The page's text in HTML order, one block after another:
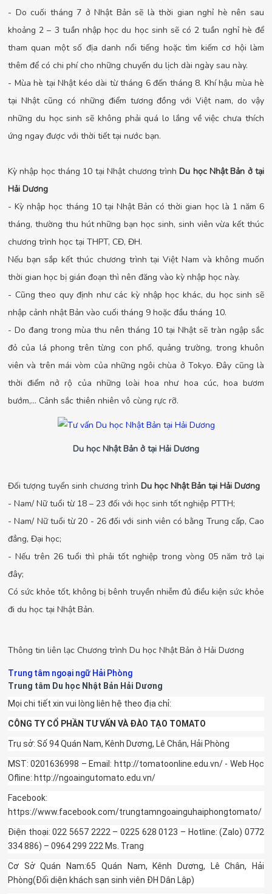
- Do cuối tháng 7 ở Nhật Bản sẽ là thời gian nghỉ hè nên sau
khoảng 2 – 3 tuần nhập học du học sinh sẽ có 2 tuần nghỉ hè để
tham quan một số địa danh nổi tiếng hoặc tìm kiếm cơ hội làm
thêm để có chi phí cho những chuyến du lịch dài ngày sau này.
- Mùa hè tại Nhật kéo dài từ tháng 6 đến tháng 8. Khí hậu mùa hè
tại Nhật cũng có những điểm tương đồng với Việt nam, do vậy
những du học sinh sẽ không phải quá lo lắng về việc chưa thích
ứng ngay được với thời tiết tại nước bạn.
Kỳ nhập học tháng 10 tại Nhật chương trìnhDu học Nhật Bản ở tại
Hải Dương
- Kỳ nhập học tháng 10 tại Nhật Bản có thời gian học là 1 năm 6
tháng, thường thu hút những bạn học sinh, sinh viên vừa kết thúc
chương trình học tại THPT, CĐ, ĐH.
Nếu bạn sắp kết thúc chương trình tại Việt Nam và không muốn
thời gian học bị gián đoạn thì nên đăng vào kỳ nhập học này.
- Cũng theo quy định như các kỳ nhập học khác, du học sinh sẽ
nhập cảnh nhật Bản vào cuối tháng 9 hoặc đầu tháng 10.
- Do đang trong mùa thu nên tháng 10 tại Nhật sẽ tràn ngập sắc
đỏ của lá phong trên từng con phố, quảng trường, trong khuôn
viên và trên mái vòm của những ngôi chùa ở Tokyo. Đây cũng là
thời điểm nở rộ của những loài hoa như hoa cúc, hoa bươm
bướm,... Cảnh sắc thiên nhiên vô cùng rực rỡ.
Du học Nhật Bản ở tại Hải Dương
Đối tượng tuyển sinh chương trình Du học Nhật Bản tại Hải Dương
- Nam/ Nữ tuổi từ 18 – 23 đối với học sinh tốt nghiệp PTTH;
- Nam/ Nữ tuổi từ 20 - 26 đối với sinh viên có bằng Trung cấp, Cao
đẳng, Đại học;
- Nếu trên 26 tuổi thì phải tốt nghiệp trong vòng 05 năm trở lại
đây;
Có sức khỏe tốt, không bị bênh truyền nhiễm đủ điều kiện sức khỏe
đi du học tại Nhật Bản.
Thông tin liên lạc Chương trình Du học Nhật Bản ở Hải Dương
Trung tâm ngoại ngữ Hải Phòng
Trung tâm Du học Nhật Bản Hải Dương
Mọi chi tiết xin vui lòng liên hệ theo địa chỉ:
CÔNG TY CỔ PHẦN TƯ VẤN VÀ ĐÀO TẠO TOMATO
Trụ sở: Số 94 Quán Nam, Kênh Dương, Lê Chân, Hải Phòng
MST: 0201636998 – Email: http://tomatoonline.edu.vn/ - Web Học
Ofline: http://ngoaingutomato.edu.vn/
Facebook:
https://www.facebook.com/trungtamngoainguhaiphongtomato/
Điện thoại: 022 5657 2222 – 0225 628 0123 – Hotline: (Zalo) 0772
334 886) – 0964 299 222 Ms. Trang
Cơ Sở Quán Nam:65 Quán Nam, Kênh Dương, Lê Chân, Hải
Phòng(Đối diện khách sạn sinh viên ĐH Dân Lập)